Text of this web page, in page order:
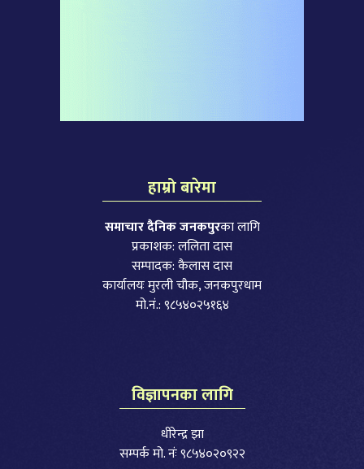
हाम्रो बारेमा
समाचार दैनिक जनकपुरका लागि
प्रकाशक: ललिता दास
सम्पादक: कैलास दास
कार्यालयः मुरली चौक, जनकपुरधाम
मो.नं.: ९८५४०२५१६४
विज्ञापनका लागि
धीरेन्द्र झा
सम्पर्क मो. नंः ९८५४०२०९२२